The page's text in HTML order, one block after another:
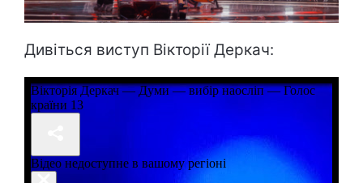
Дивіться виступ Вікторії Деркач: